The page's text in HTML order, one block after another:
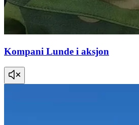
Kompani Lunde i aksjon